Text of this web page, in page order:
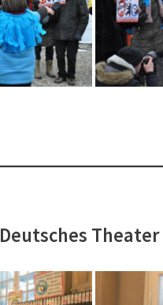
Deutsches